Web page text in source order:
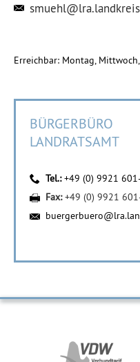
Erreichbar: Montag,
BÜRGERBÜRO
LANDRATSAMT
Tel.:+49 (0) 9921
Fax:+49 (0) 9921